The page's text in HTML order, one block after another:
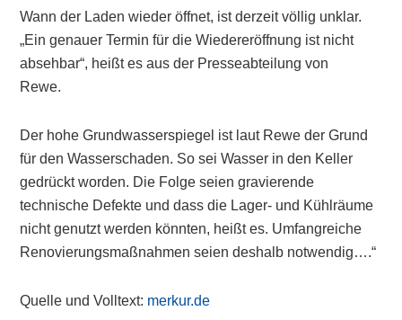
Wann der Laden wieder öffnet, ist derzeit völlig unklar.
„Ein genauer Termin für die Wiedereröffnung ist nicht
absehbar“, heißt es aus der Presseabteilung von
Rewe.
Der hohe Grundwasserspiegel ist laut Rewe der Grund
für den Wasserschaden. So sei Wasser in den Keller
gedrückt worden. Die Folge seien gravierende
technische Defekte und dass die Lager- und Kühlräume
nicht genutzt werden könnten, heißt es. Umfangreiche
Renovierungsmaßnahmen seien deshalb notwendig….“
Quelle und Volltext: merkur.de